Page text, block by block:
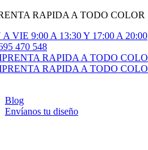
Saltar
contenido
RAPIDA A TODO COLOR
VIE 9:00 A 13:30 Y 17:00 A 20:00
470 548
Blog
Envíanos tu diseño